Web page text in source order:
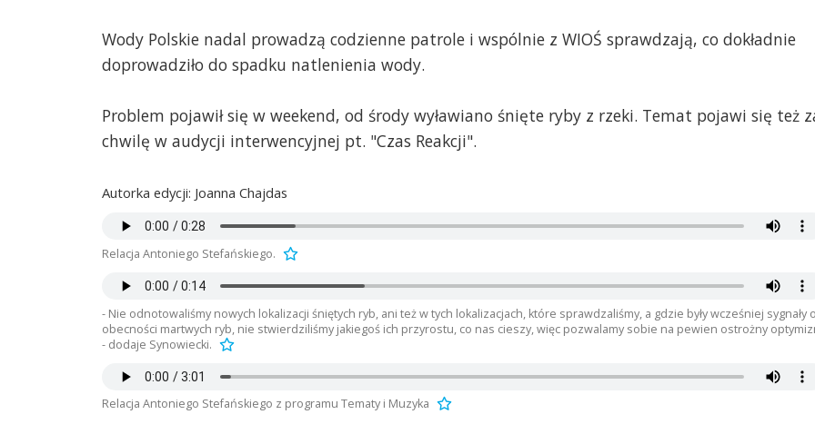
Wody Polskie nadal prowadzą codzienne patrole i wspólnie z WIOŚ sprawdzają, co dokładnie
doprowadziło do spadku natlenienia wody.
Problem pojawił się w weekend, od środy wyławiano śnięte ryby z rzeki. Temat pojawi się też
chwilę w audycji interwencyjnej pt. "Czas Reakcji".
Autorka edycji: Joanna Chajdas
Relacja Antoniego Stefańskiego.
- Nie odnotowaliśmy nowych lokalizacji śniętych ryb, ani też w tych lokalizacjach, które sprawdzaliśmy, a gdzie były wcześniej sygnały
obecności martwych ryb, nie stwierdziliśmy jakiegoś ich przyrostu, co nas cieszy, więc pozwalamy sobie na pewien ostrożny
- dodaje Synowiecki.
Relacja Antoniego Stefańskiego z programu Tematy i Muzyka